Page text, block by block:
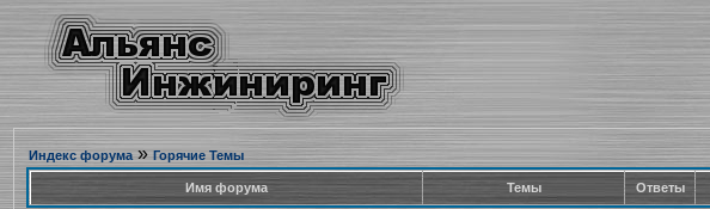
Индекс форума» Горячие Темы
Имя форума Темы Ответы